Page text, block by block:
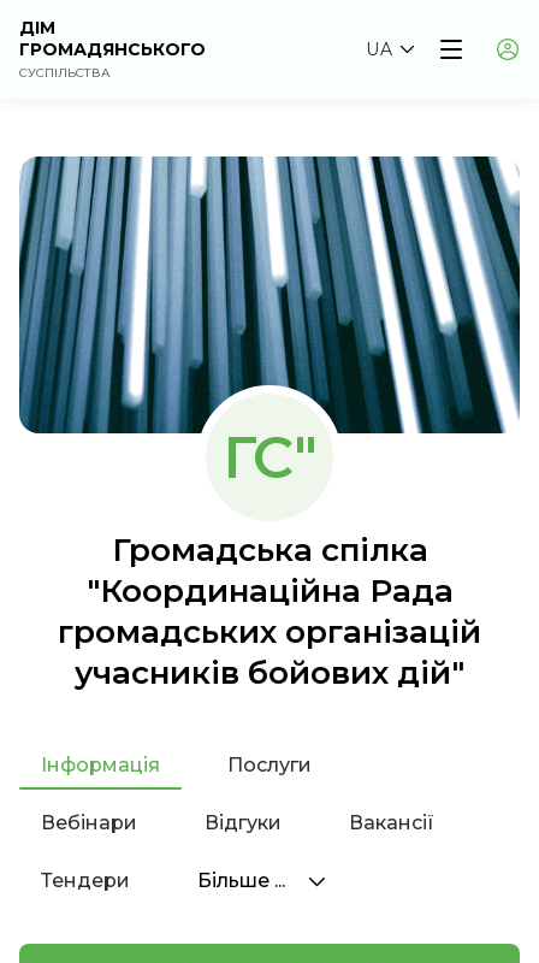
ДІМ
ГРОМАДЯНСЬКОГО
СУСПІЛЬСТВА
UA
ГС"
Громадська спілка
"Координаційна Рада
громадських організацій
учасників бойових дій"
Інформація Послуги
Вебінари Відгуки Вакансії
Тендери Більше ...